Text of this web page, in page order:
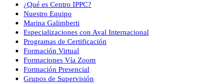
¿Qué es Centro IPPC?
Nuestro Equipo
Marina Galimberti
Especializaciones con Aval Internacional
Programas de Certificación
Formación Virtual
Formaciones Vía Zoom
Formación Presencial
Grupos de Supervisión